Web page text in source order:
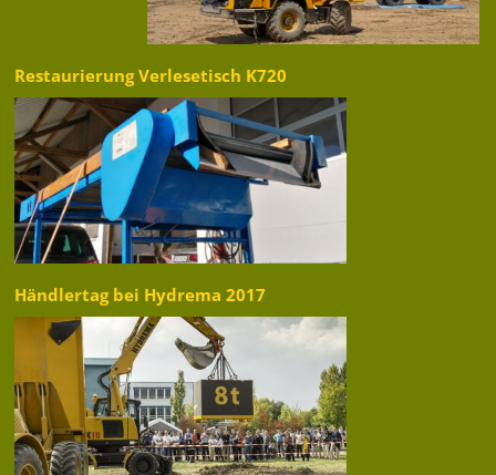
Restaurierung Verlesetisch K720
Händlertag bei Hydrema 2017